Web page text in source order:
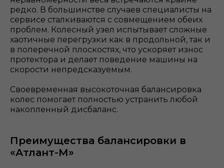
редко. В большинстве случаев специалисты на
сервисе сталкиваются с совмещением обеих
проблем. Колесный узел испытывает сложные
хаотичные перегрузки как в продольной, так и
в поперечной плоскостях, что ускоряет износ
протектора и делает поведение машины на
скорости непредсказуемым.
Своевременная высокоточная балансировка
колес помогает полностью устранить любой
накопленный дисбаланс.
Преимущества балансировки в
«Атлант-М»